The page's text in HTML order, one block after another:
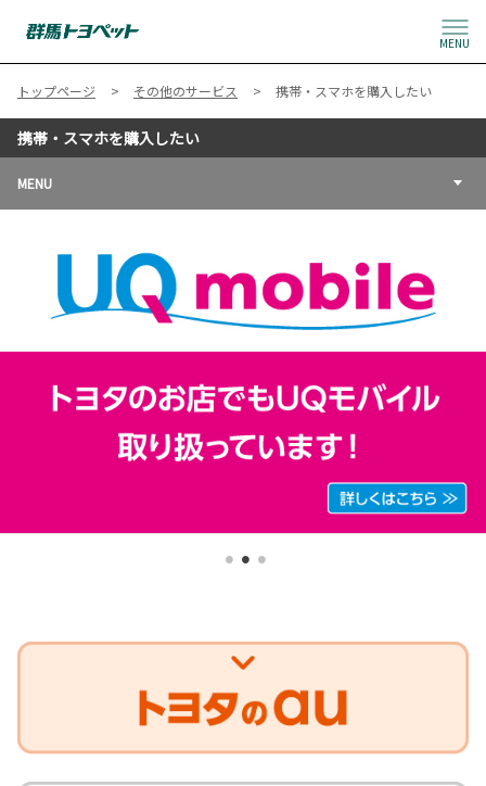
MENU
トップページ その他のサービス 携帯・スマホを購入したい
携帯・スマホを購入したい
MENU